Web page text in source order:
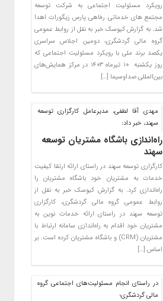
رویکرد مسئولیت اجتماعی به شرکت توسعه
مجتمع های خدماتی رفاهی پارس زیگورات اهدا
شد. به گزارش کیوسک خبر به نقل از روابط عمومی
گروه مالی گردشگری، دومین اجلاس سراسری
یکصد برند ملی با رویکرد مسئولیت اجتماعی که
روز یکشنبه ۱۰ تیرماه ۱۴۰۳ در مرکز همایش‌های
بین‌المللی صداوسیما […]
مهدی آقا لطفی، مدیرعامل کارگزاری توسعه
سهند، خبر داد:
راه‌اندازی باشگاه مشتریان توسعه
سهند
کارگزاری توسعه سهند در راستای ارائه ارتقا کیفیت
خدمات به مشتریان خود باشگاه مشتریان را
راه‌اندازی کرد. به گزارش کیوسک خبر به نقل از
روابط عمومی گروه مالی گردشگری، کارگزاری
توسعه سهند در راستای ارائه خدمات نوین به
مشتریان خود اقدام به راه‌اندازی سامانه ارتباط با
مشتریان (CRM) و باشگاه مشتریان کرده است. بر
اساس […]
در راستای انجام مسئولیت‌های اجتماعی گروه
مالی گردشگری؛